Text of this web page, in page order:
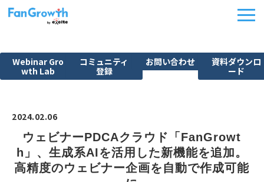
Webinar Gro
wth Lab
コミュニティ
登録
お問い合わせ
資料ダウンロ
ード
課題から探す
施策別活用シーン
料金・プラン
2024.02.06
ウェビナーPDCAクラウド「FanGrowt
h」、生成系AIを活用した新機能を追加。
高精度のウェビナー企画を自動で作成可能